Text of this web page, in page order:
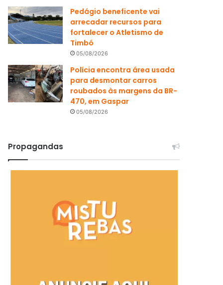
Pedágio beneficente vai
arrecadar recursos para
fortalecer o Atletismo de
Timbó
05/08/2026
Polícia encontra área usada
para desmontar carros
roubados às margens da BR-
470, em Gaspar
05/08/2026
Propagandas